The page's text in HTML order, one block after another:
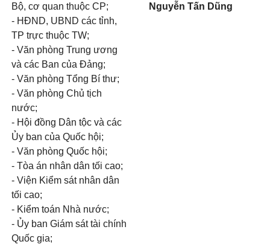
Bộ, cơ quan thuộc CP;
- HĐND, UBND các tỉnh,
TP trực thuộc TW;
- Văn phòng Trung ương
và các Ban của Đảng;
- Văn phòng Tổng Bí thư;
- Văn phòng Chủ tịch
nước;
- Hội đồng Dân tộc và các
Ủy ban của Quốc hội;
- Văn phòng Quốc hội;
- Tòa án nhân dân tối cao;
- Viện Kiểm sát nhân dân
tối cao;
- Kiểm toán Nhà nước;
- Ủy ban Giám sát tài chính
Quốc gia;
Nguyễn Tấn Dũng